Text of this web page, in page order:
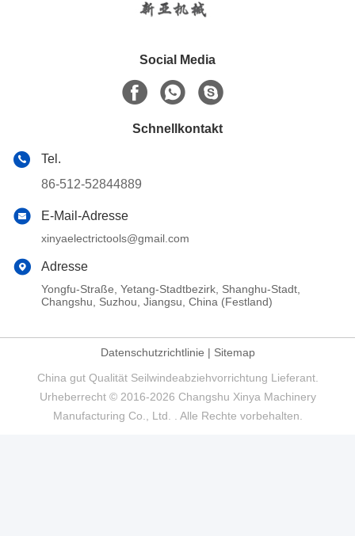
Social Media
Schnellkontakt
Tel.
86-512-52844889
E-Mail-Adresse
xinyaelectrictools@gmail.com
Adresse
Yongfu-Straße, Yetang-Stadtbezirk, Shanghu-Stadt,
Changshu, Suzhou, Jiangsu, China (Festland)
Datenschutzrichtlinie | Sitemap
China gut Qualität Seilwindeabziehvorrichtung Lieferant.
Urheberrecht © 2016-2026 Changshu Xinya Machinery
Manufacturing Co., Ltd. . Alle Rechte vorbehalten.